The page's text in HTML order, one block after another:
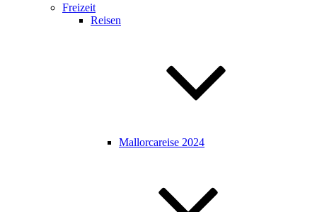
Freizeit
Reisen
Mallorcareise 2024